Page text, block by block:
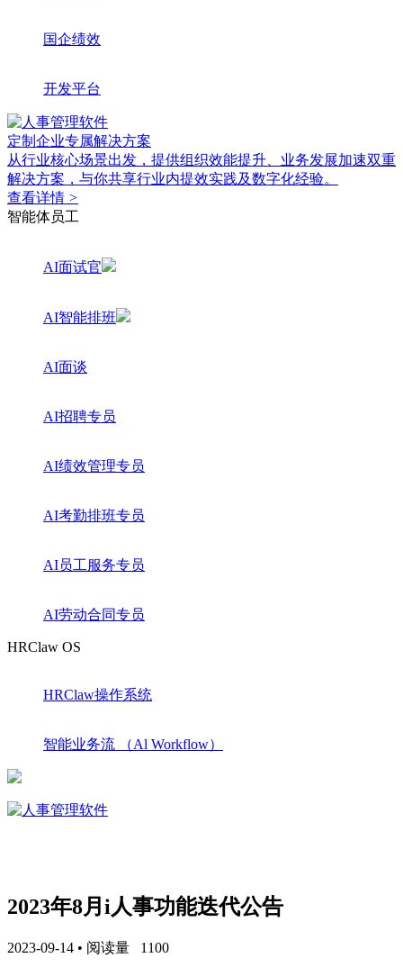
国企绩效
开发平台
定制企业专属解决方案
从行业核心场景出发，提供组织效能提升、业务发展加速双重
解决方案，与你共享行业内提效实践及数字化经验。
查看详情 >
智能体员工
AI面试官
AI智能排班
AI面谈
AI招聘专员
AI绩效管理专员
AI考勤排班专员
AI员工服务专员
AI劳动合同专员
HRClaw OS
HRClaw操作系统
智能业务流 （Al Workflow）
2023年8月i人事功能迭代公告
2023-09-14 • 阅读量 1100